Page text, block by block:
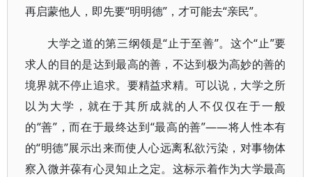
再启蒙他人，即先要“明明德”，才可能去“亲民”。
大学之道的第三纲领是“止于至善”。这个“止”要
求人的目的是达到最高的善，不达到极为高妙的善的
境界就不停止追求。要精益求精。可以说，大学之所
以为大学，就在于其所成就的人不仅仅在于一般
的“善”，而在于最终达到“最高的善”——将人性本有
的“明德”展示出来而使人心远离私欲污染，对事物体
察入微并葆有心灵知止之定。这标示着作为大学最高